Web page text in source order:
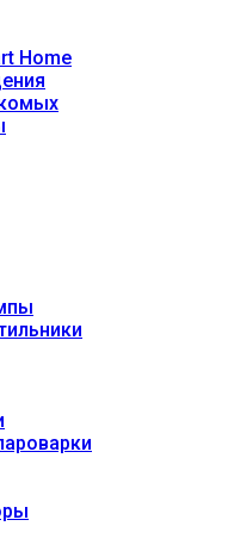
Home